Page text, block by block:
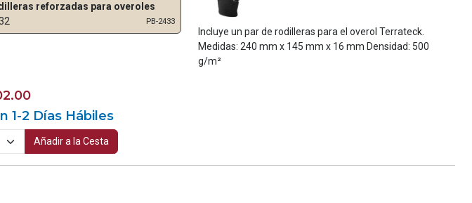
Incluye un par de rodilleras para el overol Terrateck.
Medidas: 240 mm x 145 mm x 16 mm Densidad: 500
g/m²
reforzadas para overoles
PB-2433
1-2 Días Hábiles
Añadir a la Cesta